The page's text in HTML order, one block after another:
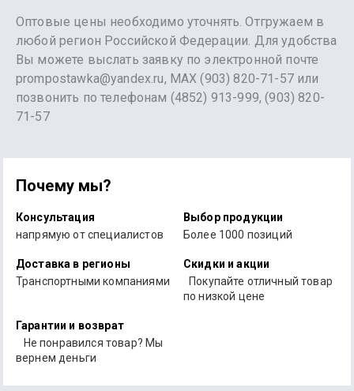
Оптовые цены необходимо уточнять. Отгружаем в
любой регион Российской Федерации. Для удобства
Вы можете выслать заявку по электронной почте
prompostawka@yandex.ru, MAX (903) 820-71-57 или
позвонить по телефонам (4852) 913-999, (903) 820-
71-57
Почему мы?
Консультация
напрямую от специалистов
Выбор продукции
Более 1000 позиций
Доставка в регионы
Транспортными компаниями
Скидки и акции
Покупайте отличный товар
по низкой цене
Гарантии и возврат
Не понравился товар? Мы
вернем деньги